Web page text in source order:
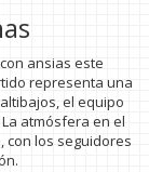
ansias este
representa una
el equipo
atmósfera en el
con los seguidores